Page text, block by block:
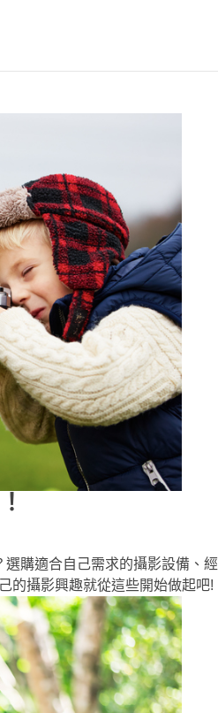
購適合自己需求的攝影設備、經
的攝影興趣就從這些開始做起吧!